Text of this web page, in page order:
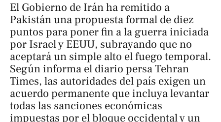
El Gobierno de Irán ha remitido a
Pakistán una propuesta formal de diez
puntos para poner fin a la guerra iniciada
por Israel y EEUU, subrayando que no
aceptará un simple alto el fuego temporal.
Según informa el diario persaTehran
Times, las autoridades del país exigen un
acuerdo permanente que incluya levantar
todas las sanciones económicas
impuestas por el bloque occidental y un